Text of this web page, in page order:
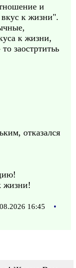
и
к жизни".
к жизни,
заостртитьь
отказался
жизни!
16:45
•